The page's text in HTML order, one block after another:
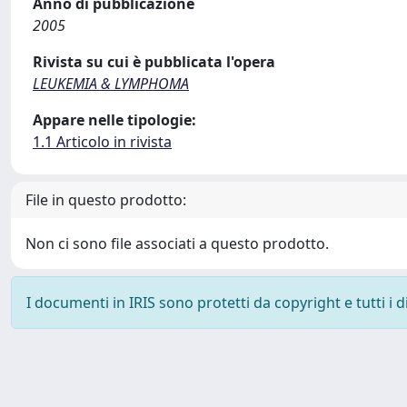
2005
Rivista su cui è pubblicata l'opera
LEUKEMIA & LYMPHOMA
Appare nelle tipologie:
1.1 Articolo in rivista
File in questo prodotto:
Non ci sono file associati a questo prodotto.
I documenti in IRIS sono protetti da copyright e tutti i